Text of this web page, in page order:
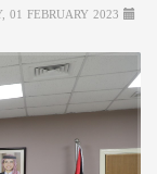
01 FEBRUARY 2023